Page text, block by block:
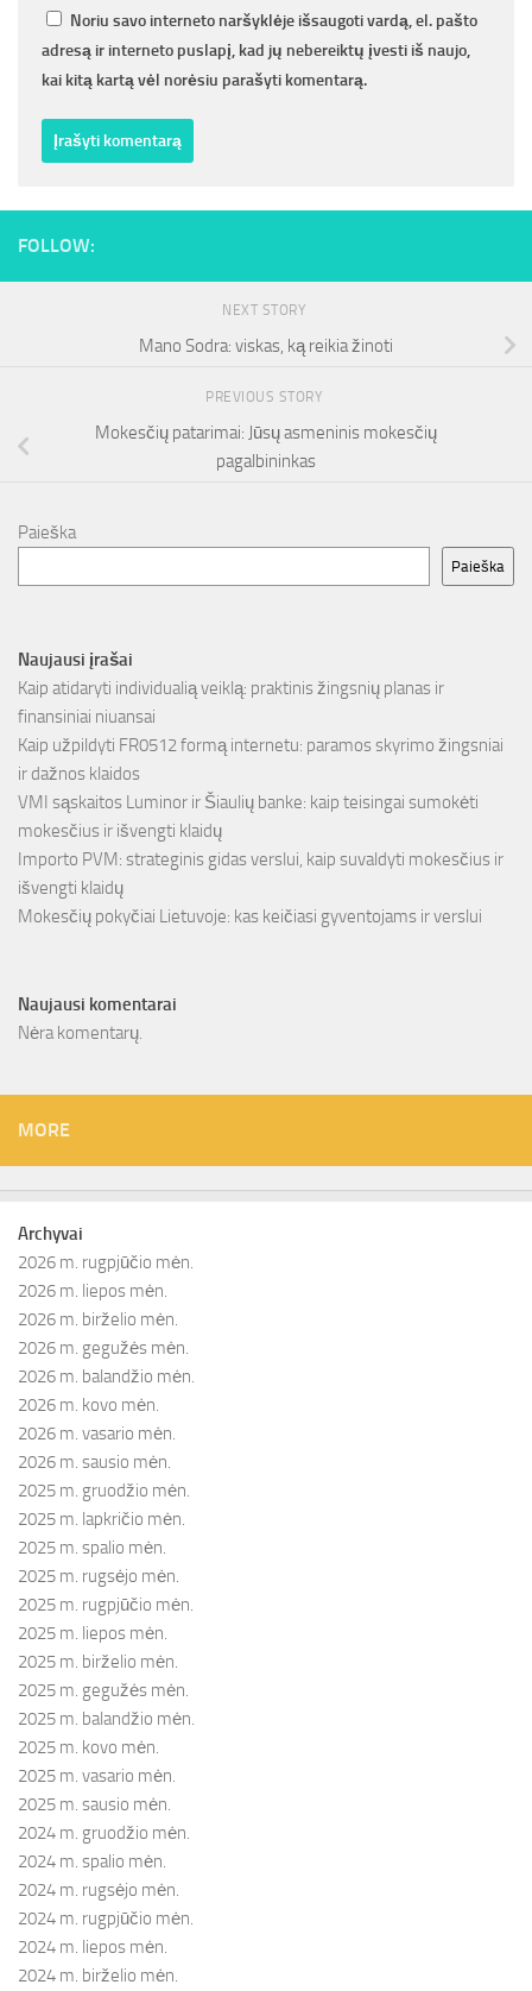
Noriu savo interneto naršyklėje išsaugoti vardą, el. pašto
adresą ir interneto puslapį, kad jų nebereiktų įvesti iš naujo,
kai kitą kartą vėl norėsiu parašyti komentarą.
FOLLOW:
NEXT STORY
Mano Sodra: viskas, ką reikia žinoti
PREVIOUS STORY
Mokesčių patarimai: Jūsų asmeninis mokesčių
pagalbininkas
Paieška
Paieška
Naujausi įrašai
Kaip atidaryti individualią veiklą: praktinis žingsnių planas ir
finansiniai niuansai
Kaip užpildyti FR0512 formą internetu: paramos skyrimo žingsniai
ir dažnos klaidos
VMI sąskaitos Luminor ir Šiaulių banke: kaip teisingai sumokėti
mokesčius ir išvengti klaidų
Importo PVM: strateginis gidas verslui, kaip suvaldyti mokesčius ir
išvengti klaidų
Mokesčių pokyčiai Lietuvoje: kas keičiasi gyventojams ir verslui
Naujausi komentarai
Nėra komentarų.
MORE
Archyvai
2026 m. rugpjūčio mėn.
2026 m. liepos mėn.
2026 m. birželio mėn.
2026 m. gegužės mėn.
2026 m. balandžio mėn.
2026 m. kovo mėn.
2026 m. vasario mėn.
2026 m. sausio mėn.
2025 m. gruodžio mėn.
2025 m. lapkričio mėn.
2025 m. spalio mėn.
2025 m. rugsėjo mėn.
2025 m. rugpjūčio mėn.
2025 m. liepos mėn.
2025 m. birželio mėn.
2025 m. gegužės mėn.
2025 m. balandžio mėn.
2025 m. kovo mėn.
2025 m. vasario mėn.
2025 m. sausio mėn.
2024 m. gruodžio mėn.
2024 m. spalio mėn.
2024 m. rugsėjo mėn.
2024 m. rugpjūčio mėn.
2024 m. liepos mėn.
2024 m. birželio mėn.